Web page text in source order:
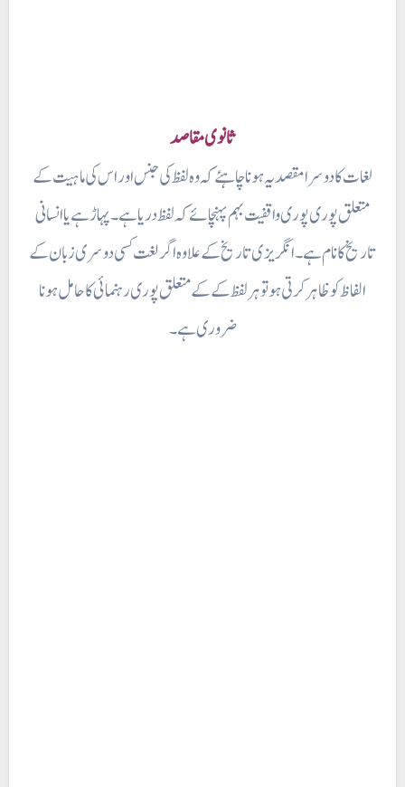
ثانوی مقاصد
لغات کا دوسرا مقصد یہ ہونا چاہئے کہ وہ لفظ کی جنس اور اس کی ماہیت کے
متعلق پوری پوری واقفیت بہم پہنچائے کہ لفظ دریا ہے ۔ پہاڑ ہے یا انسانی
تاریخ کا نام ہے۔ انگریزی تاریخ کے علاوہ اگر لغت کسی دوسری زبان کے
الفاظ کو ظاہر کرتی ہو تو ہر لفظ کے کے متعلق پوری رہنمائی کا حامل ہونا
ضروری ہے ۔